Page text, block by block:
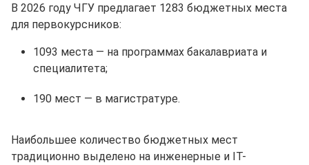
В 2026 году ЧГУ предлагает 1283 бюджетных места
для первокурсников:
1093 места — на программах бакалавриата и
специалитета;
190 мест — в магистратуре.
Наибольшее количество бюджетных мест
традиционно выделено на инженерные и IT-